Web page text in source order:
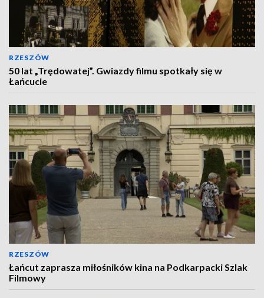
RZESZÓW
50 lat „Trędowatej”. Gwiazdy filmu spotkały się w
Łańcucie
RZESZÓW
Łańcut zaprasza miłośników kina na Podkarpacki Szlak
Filmowy